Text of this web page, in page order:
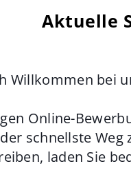
Aktuelle
Willkommen bei
Online-
schnellste
laden Sie